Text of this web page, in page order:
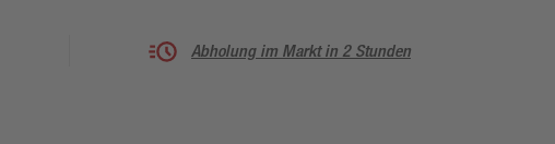
Abholung im Markt in 2 Stunden